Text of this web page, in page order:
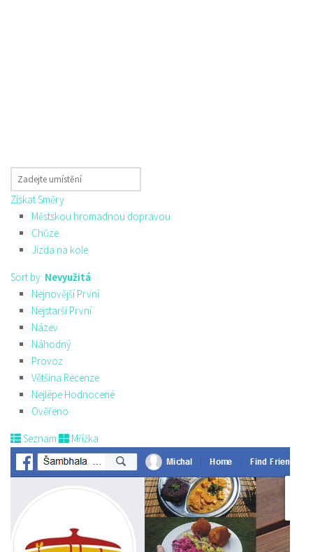
Získat Směry
Městskou hromadnou dopravou
Chůze
Jízda na kole
Sort by: Nevyužitá
Nejnovější První
Nejstarší První
Název
Náhodný
Provoz
Většina Recenze
Nejlépe Hodnocené
Ověřeno
Seznam Mřížka